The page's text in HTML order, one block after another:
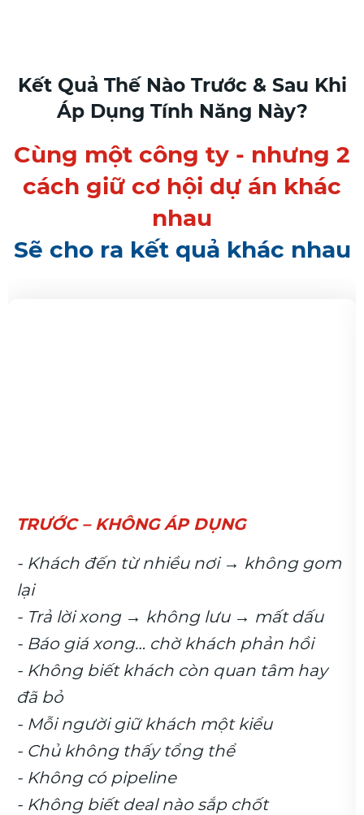
Kết Quả Thế Nào Trước & Sau Khi
Áp Dụng Tính Năng Này?
Cùng một công ty - nhưng 2
cách giữ cơ hội dự án khác
nhau
Sẽ cho ra kết quả khác nhau
TRƯỚC – KHÔNG ÁP DỤNG
- Khách đến từ nhiều nơi → không gom
lại
- Trả lời xong → không lưu → mất dấu
- Báo giá xong… chờ khách phản hồi
- Không biết khách còn quan tâm hay
đã bỏ
- Mỗi người giữ khách một kiểu
- Chủ không thấy tổng thể
- Không có pipeline
- Không biết deal nào sắp chốt